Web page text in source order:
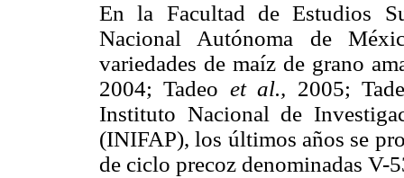
En la Facultad de Estudios
Nacional Autónoma de
variedades de maíz de grano
2004; Tadeo et al., 2005;
Instituto Nacional de
(INIFAP), los últimos años se
de ciclo precoz denominadas V-